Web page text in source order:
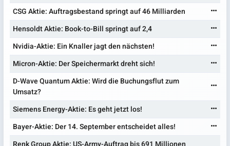
CSG Aktie: Auftragsbestand springt auf 46 Milliarden
Hensoldt Aktie: Book-to-Bill springt auf 2,4
Nvidia-Aktie: Ein Knaller jagt den nächsten!
Micron-Aktie: Der Speichermarkt dreht sich!
D-Wave Quantum Aktie: Wird die Buchungsflut zum
Umsatz?
Siemens Energy-Aktie: Es geht jetzt los!
Bayer-Aktie: Der 14. September entscheidet alles!